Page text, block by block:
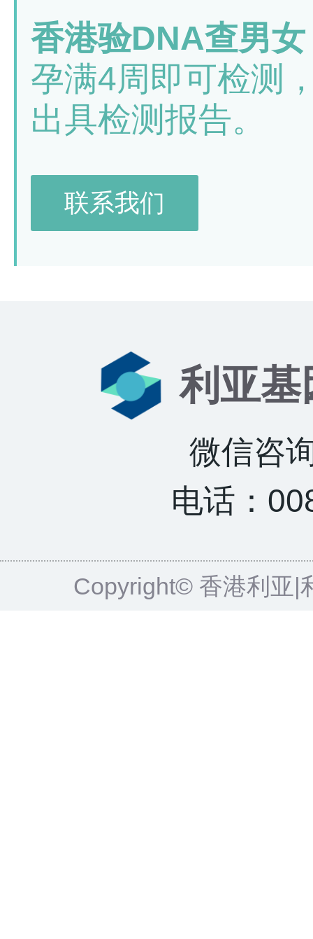
香港验DNA查男
孕满4周即可检测
出具检测报告。
联系我们
利亚基
微信咨
电话：
Copyright© 香港利亚|